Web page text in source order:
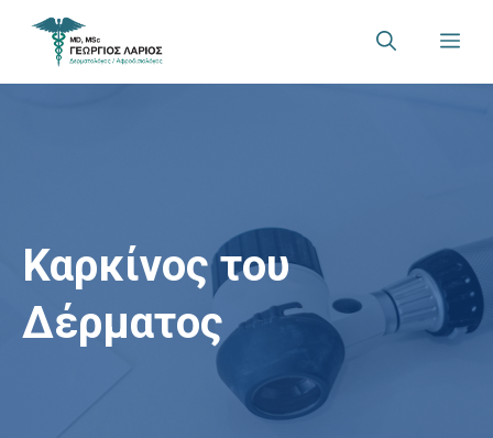
Μετάβαση
περιεχόμενο
Καρκίνος του
Δέρματος